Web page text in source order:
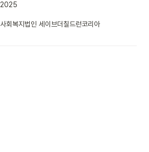
2025
사회복지법인 세이브더칠드런코리아